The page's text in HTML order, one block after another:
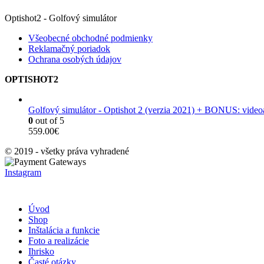
Optishot2 - Golfový simulátor
Všeobecné obchodné podmienky
Reklamačný poriadok
Ochrana osobých údajov
OPTISHOT2
Golfový simulátor - Optishot 2 (verzia 2021) + BONUS:
0 out of 5
559.00€
© 2019 - všetky práva vyhradené
Instagram
Úvod
Shop
Inštalácia a funkcie
Foto a realizácie
Ihrisko
Časté otázky